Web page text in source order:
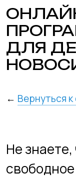
ДЛЯ
←Вернуться к
Не знаете,
время?